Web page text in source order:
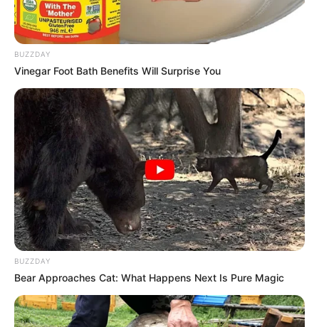
BUZZDAY
Vinegar Foot Bath Benefits Will Surprise You
BUZZDAY
Bear Approaches Cat: What Happens Next Is Pure Magic